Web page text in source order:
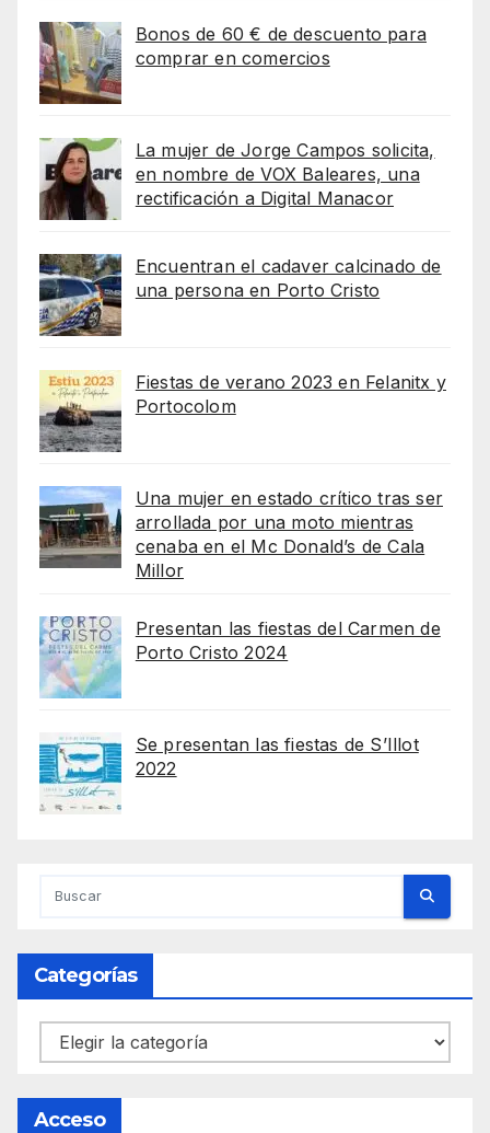
Bonos de 60 € de descuento para
comprar en comercios
La mujer de Jorge Campos solicita,
en nombre de VOX Baleares, una
rectificación a Digital Manacor
Encuentran el cadaver calcinado de
una persona en Porto Cristo
Fiestas de verano 2023 en Felanitx y
Portocolom
Una mujer en estado crítico tras ser
arrollada por una moto mientras
cenaba en el Mc Donald’s de Cala
Millor
Presentan las fiestas del Carmen de
Porto Cristo 2024
Se presentan las fiestas de S’Illot
2022
Categorías
Categorías
Acceso